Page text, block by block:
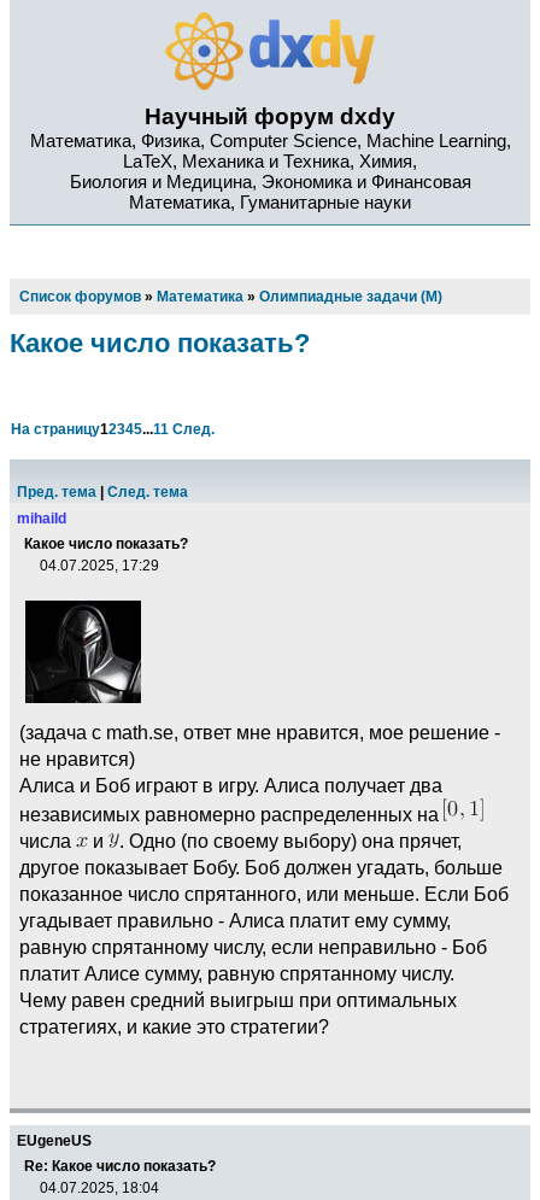
Научный форум dxdy
Математика, Физика, Computer Science, Machine Learning,
LaTeX, Механика и Техника, Химия,
Биология и Медицина, Экономика и Финансовая
Математика, Гуманитарные науки
Список форумов » Математика » Олимпиадные задачи (М)
Какое число показать?
На страницу12345...11 След.
Пред. тема
След. тема
mihaild
Какое число показать?
04.07.2025, 17:29
(задача с math.se, ответ мне нравится, мое решение -
не нравится)
Алиса и Боб играют в игру. Алиса получает два
независимых равномерно распределенных на
числа
и
. Одно (по своему выбору) она прячет,
другое показывает Бобу. Боб должен угадать, больше
показанное число спрятанного, или меньше. Если Боб
угадывает правильно - Алиса платит ему сумму,
равную спрятанному числу, если неправильно - Боб
платит Алисе сумму, равную спрятанному числу.
Чему равен средний выигрыш при оптимальных
стратегиях, и какие это стратегии?
EUgeneUS
Re: Какое число показать?
04.07.2025, 18:04